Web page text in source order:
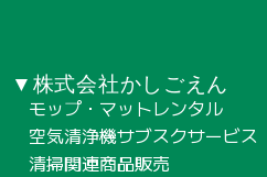
▼株式会社かしごえん
モップ・マットレンタル
空気清浄機サブスクサービス
清掃関連商品販売